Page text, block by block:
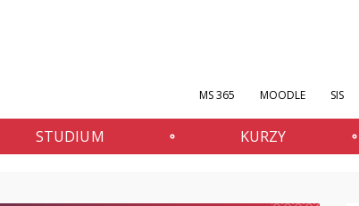
MS 365 MOODLE SIS
STUDIUM KURZY